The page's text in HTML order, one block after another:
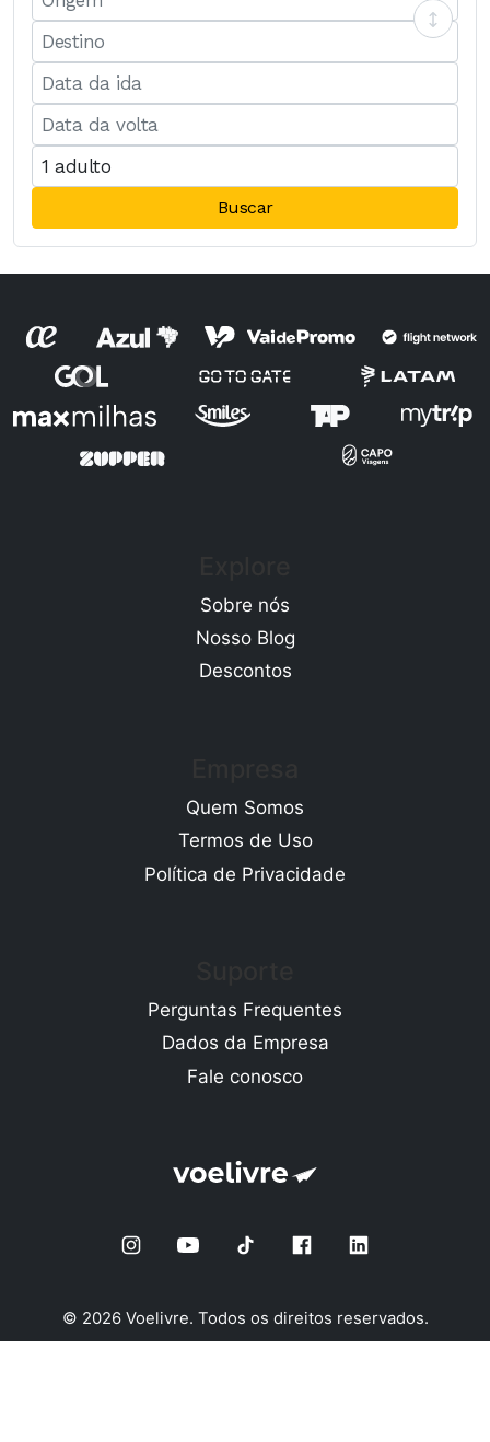
Buscar
Sobre nós
Nosso Blog
Descontos
Quem Somos
Termos de Uso
Política de Privacidade
Perguntas Frequentes
Dados da Empresa
Fale conosco
© 2026 Voelivre. Todos os direitos reservados.